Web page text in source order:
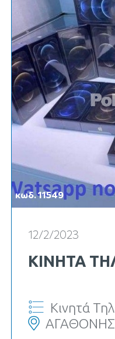
κωδ. 11549
12/2/2023
ΚΙΝΗΤΆ
Κινητά